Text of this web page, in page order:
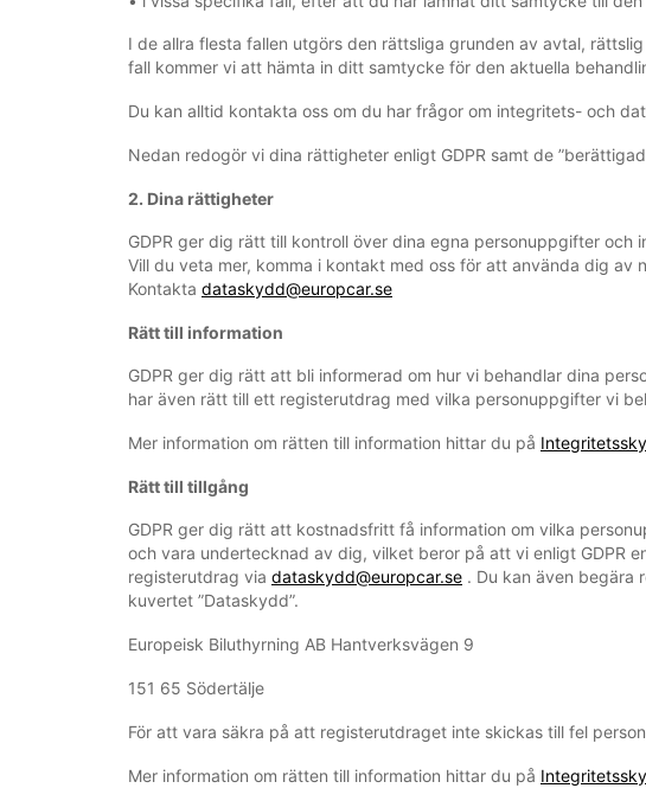
I de allra flesta fallen utgörs den rättsliga grunden av avtal,
fall kommer vi att hämta in ditt samtycke för den aktuella
Du kan alltid kontakta oss om du har frågor om integritets- och
Nedan redogör vi dina rättigheter enligt GDPR samt de
2. Dina rättigheter
GDPR ger dig rätt till kontroll över dina egna personuppgifter
Vill du veta mer, komma i kontakt med oss för att använda dig
Kontakta dataskydd@europcar.se
Rätt till information
GDPR ger dig rätt att bli informerad om hur vi behandlar dina
har även rätt till ett registerutdrag med vilka personuppgifter vi
Mer information om rätten till information hittar du på
Rätt till tillgång
GDPR ger dig rätt att kostnadsfritt få information om vilka
och vara undertecknad av dig, vilket beror på att vi enligt GDPR
registerutdrag via dataskydd@europcar.se . Du kan även begära
kuvertet ”Dataskydd”.
Europeisk Biluthyrning AB Hantverksvägen 9
151 65 Södertälje
För att vara säkra på att registerutdraget inte skickas till fel
Mer information om rätten till information hittar du på